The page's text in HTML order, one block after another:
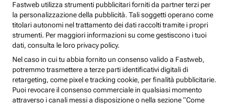
Fastweb utilizza strumenti pubblicitari forniti da partner terzi per
la personalizzazione della pubblicità. Tali soggetti operano come
titolari autonomi nel trattamento dei dati raccolti tramite i propri
strumenti. Per maggiori informazioni su come gestiscono i tuoi
dati, consulta le loro privacy policy.
Nel caso in cui tu abbia fornito un consenso valido a Fastweb,
potremmo trasmettere a terze parti identificativi digitali di
retargeting, come pixel e tracking cookie, per finalità pubblicitarie.
Puoi revocare il consenso commerciale in qualsiasi momento
attraverso i canali messi a disposizione o nella sezione “Come